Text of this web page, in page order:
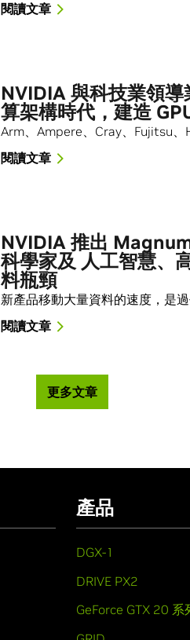
閱讀文章
NVIDIA 與科技業領
算架構時代，建造
Arm、Ampere、Cray、Fujitsu、
閱讀文章
NVIDIA 推出
科學家及 人工智慧、
料瓶頸
新產品移動大量資料的速度，是
閱讀文章
更多文章
產品
DGX-1
DRIVE PX2
GeForce GTX 20 系